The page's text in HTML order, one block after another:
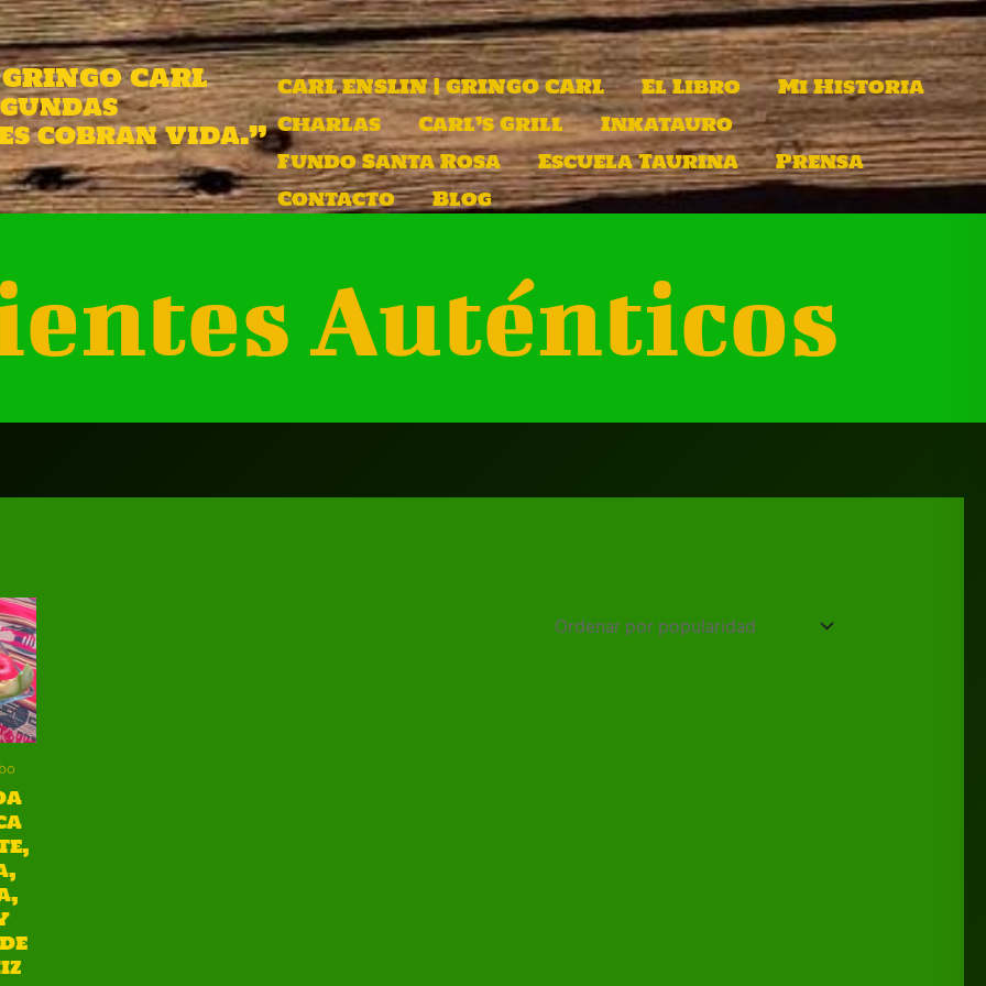
CARL
cobran vida.”
CARL ENSLIN | GRINGO CARL El Libro
Mi Historia
Charlas
Carl’s Grill
Inkatauro
Fundo Santa Rosa
Escuela Taurina
Prensa
Contacto
Blog
Auténticos